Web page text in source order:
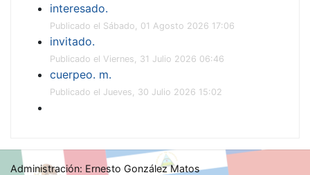
interesado.
Publicado el Sábado, 01 Agosto 2026 17:06
invitado.
Publicado el Viernes, 31 Julio 2026 06:46
cuerpeo. m.
Publicado el Jueves, 30 Julio 2026 15:02
Administración: Ernesto González Matos